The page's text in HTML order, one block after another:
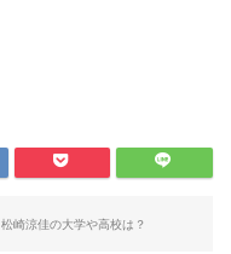
松崎涼佳の大学や高校は？